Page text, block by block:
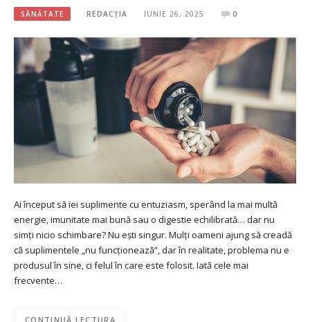
SĂNĂTATE REDACȚIA IUNIE 26, 2025 0
Ai început să iei suplimente cu entuziasm, sperând la mai multă
energie, imunitate mai bună sau o digestie echilibrată… dar nu
simți nicio schimbare? Nu ești singur. Mulți oameni ajung să creadă
că suplimentele „nu funcționează”, dar în realitate, problema nu e
produsul în sine, ci felul în care este folosit. Iată cele mai
frecvente…
CONTINUĂ LECTURA